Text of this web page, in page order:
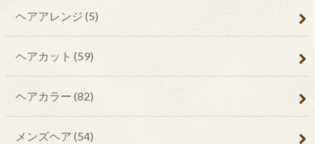
ヘアアレンジ (5)
ヘアカット (59)
ヘアカラー (82)
メンズヘア (54)